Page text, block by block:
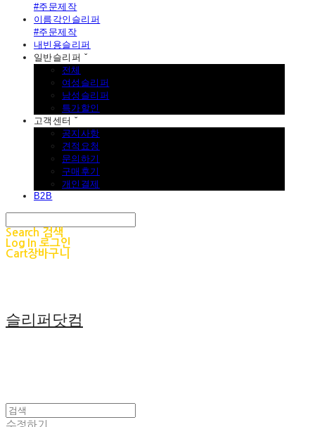
#주문제작
이름각인슬리퍼
#주문제작
내빈용슬리퍼
일반슬리퍼 ˇ
전체
여성슬리퍼
남성슬리퍼
특가할인
고객센터 ˇ
공지사항
견적요청
문의하기
구매후기
개인결제
B2B
Search 검색
Log In 로그인
Cart장바구니
슬리퍼닷컴